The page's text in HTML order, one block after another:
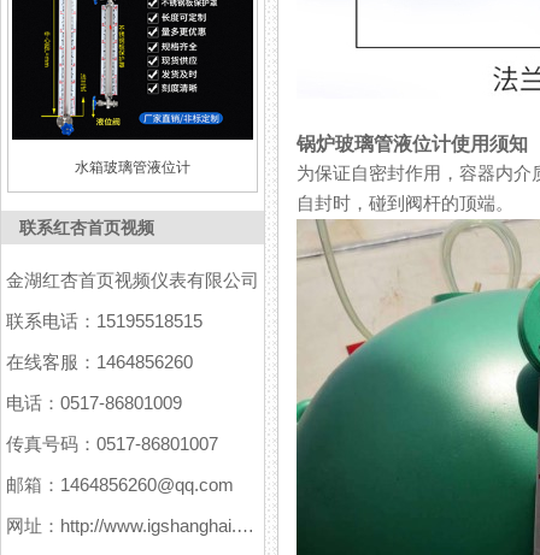
水箱玻璃管液位计
联系红杏首页视频
金湖红杏首页视频仪表有限公司
联系电话：15195518515
在线客服：1464856260
电话：0517-86801009
传真号码：0517-86801007
邮箱：1464856260@qq.com
网址：http://www.igshanghai.com
锅炉玻璃管液位计使用须知
为保证自密封作用，容器内
自封时，碰到阀杆的顶端。